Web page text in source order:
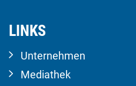
LINKS
Unternehmen
Mediathek